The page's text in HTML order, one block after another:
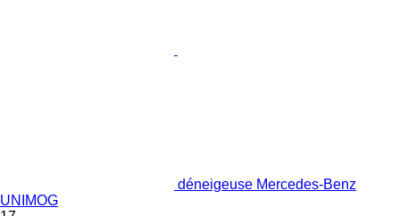
déneigeuse Mercedes-Benz
UNIMOG